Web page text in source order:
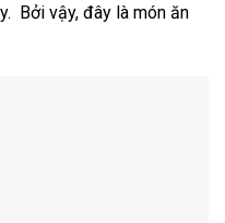
Bởi vậy, đây là món ăn